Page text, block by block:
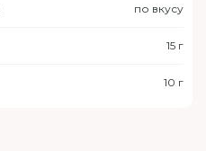
по вкусу
15 г
10 г